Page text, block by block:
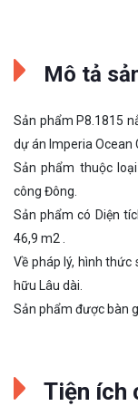
Mô tả
Sản phẩm P8.1815
dự án Imperia Ocean
Sản phẩm thuộc
công Đông.
Sản phẩm có Diện
46,9 m2 .
Về pháp lý, hình thức
hữu Lâu dài.
Sản phẩm được bàn
Tiện ích